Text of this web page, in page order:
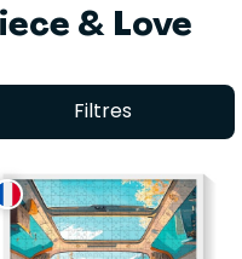
pleinement dans une
Tous ses
combo fun, qualité et
& Love
Filtres